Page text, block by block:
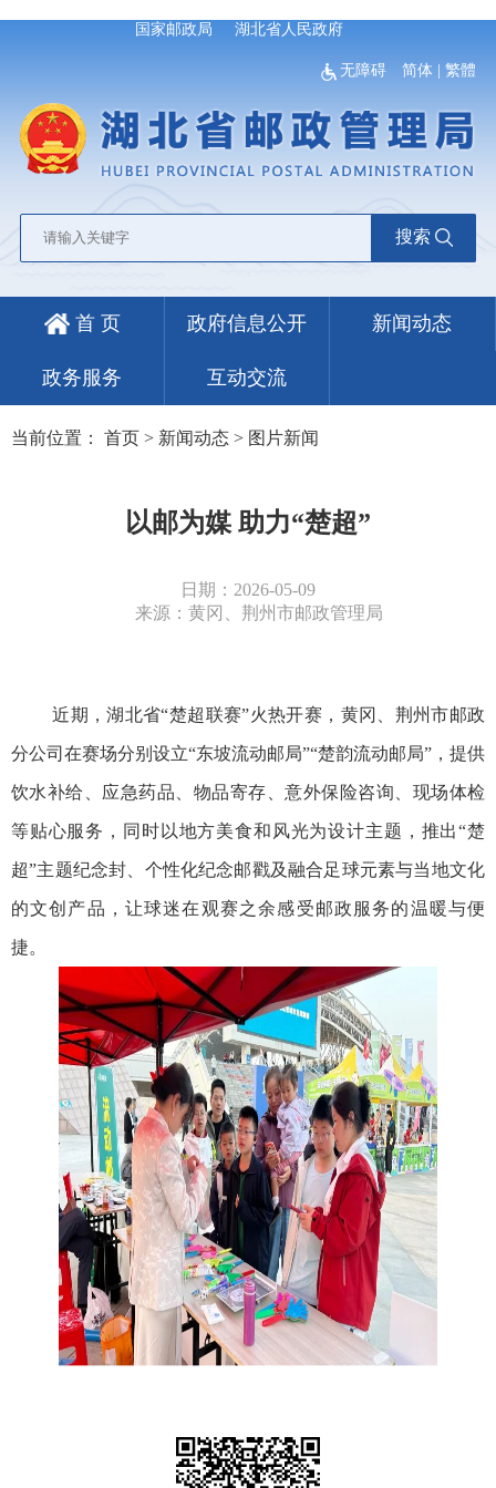
国家邮政局 湖北省人民政府
无障碍 简体 |繁體
搜索
首 页 政府信息公开 新闻动态
政务服务 互动交流
当前位置： 首页 > 新闻动态 > 图片新闻
以邮为媒 助力“楚超”
日期：2026-05-09
来源：黄冈、荆州市邮政管理局
近期，湖北省“楚超联赛”火热开赛，黄冈、荆州市邮政
分公司在赛场分别设立“东坡流动邮局”“楚韵流动邮局”，提供
饮水补给、应急药品、物品寄存、意外保险咨询、现场体检
等贴心服务，同时以地方美食和风光为设计主题，推出“楚
超”主题纪念封、个性化纪念邮戳及融合足球元素与当地文化
的文创产品，让球迷在观赛之余感受邮政服务的温暖与便
捷。